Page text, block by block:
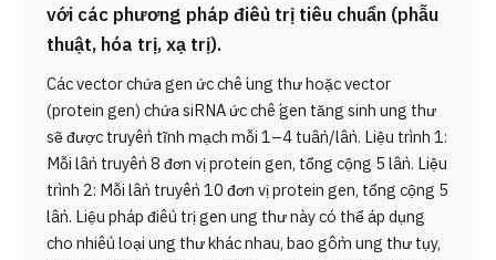
với các phương pháp điều trị tiêu chuẩn (phẫu
thuật, hóa trị, xạ trị).
Các vector chứa gen ức chế ung thư hoặc vector
(protein gen) chứa siRNA ức chế gen tăng sinh ung thư
sẽ được truyền tĩnh mạch mỗi 1–4 tuần/lần. Liệu trình 1:
Mỗi lần truyền 8 đơn vị protein gen, tổng cộng 5 lần. Liệu
trình 2: Mỗi lần truyền 10 đơn vị protein gen, tổng cộng 5
lần. Liệu pháp điều trị gen ung thư này có thể áp dụng
cho nhiều loại ung thư khác nhau, bao gồm ung thư tụy,